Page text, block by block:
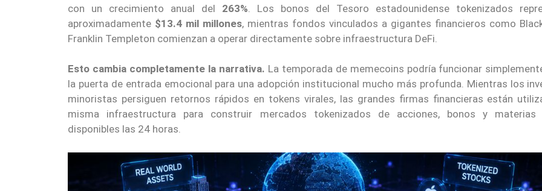
con un crecimiento anual del 263% . Los bonos del Tesoro estadounidense tokenizados
aproximadamente $13.4 mil millones, mientras fondos vinculados a gigantes financieros como
Franklin Templeton comienzan a operar directamente sobre infraestructura DeFi.
Esto cambia completamente la narrativa. La temporada de memecoins podría funcionar
la puerta de entrada emocional para una adopción institucional mucho más profunda. Mientras los
minoristas persiguen retornos rápidos en tokens virales, las grandes firmas financieras están
misma infraestructura para construir mercados tokenizados de acciones, bonos y materias
disponibles las 24 horas.